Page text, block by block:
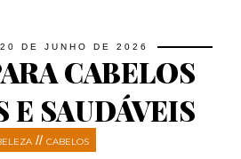
DE JUNHO DE 2026
CABELOS
E SAUDÁVEIS
// CABELOS